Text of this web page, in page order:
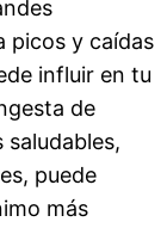
picos y caídas
influir en tu
de
puede
más